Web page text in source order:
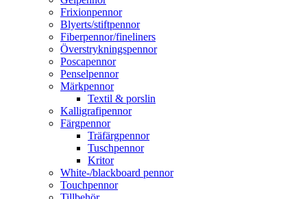
Frixionpennor
Blyerts/stiftpennor
Fiberpennor/fineliners
Överstrykningspennor
Poscapennor
Penselpennor
Märkpennor
Textil & porslin
Kalligrafipennor
Färgpennor
Träfärgpennor
Tuschpennor
Kritor
White-/blackboard pennor
Touchpennor